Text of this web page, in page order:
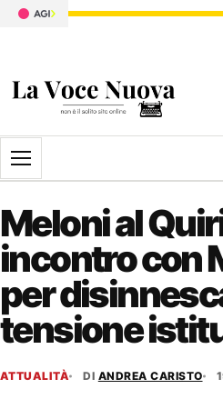
Apri il menu
Meloni al
incontro con
per
tensione
ATTUALITÀ DI ANDREA CARISTO